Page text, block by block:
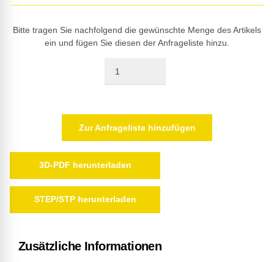
Bitte tragen Sie nachfolgend die gewünschte Menge des Artikels
ein und fügen Sie diesen der Anfrageliste hinzu.
Zur Anfrageliste hinzufügen
3D-PDF herunterladen
STEP/STP herunterladen
Zusätzliche Informationen